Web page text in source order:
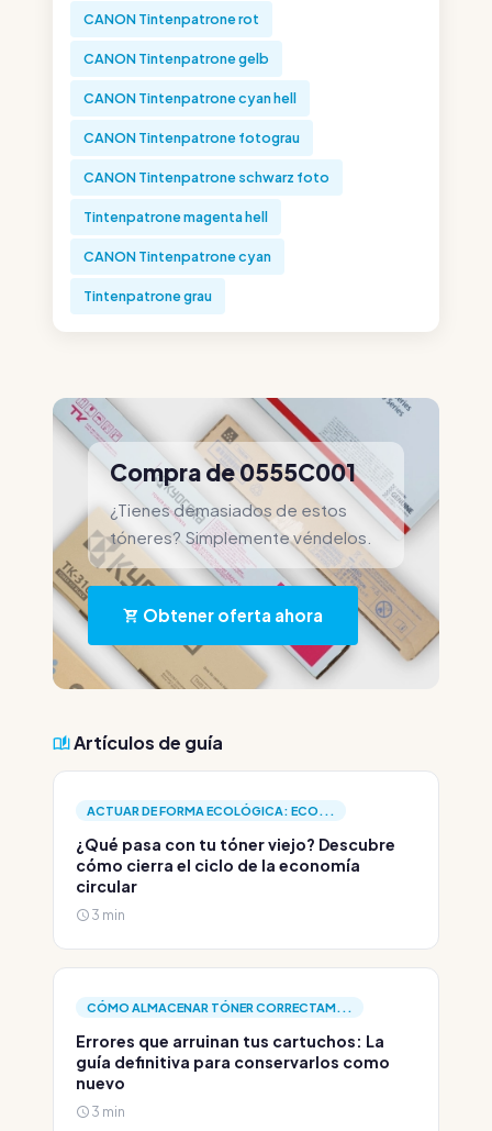
CANON Tintenpatrone rot
CANON Tintenpatrone gelb
CANON Tintenpatrone cyan hell
CANON Tintenpatrone fotograu
CANON Tintenpatrone schwarz foto
Tintenpatrone magenta hell
CANON Tintenpatrone cyan
Tintenpatrone grau
Compra de 0555C001
¿Tienes demasiados de estos
tóneres? Simplemente véndelos.
Obtener oferta ahora
Artículos de guía
ACTUAR DE FORMA ECOLÓGICA: ECO...
¿Qué pasa con tu tóner viejo? Descubre
cómo cierra el ciclo de la economía
circular
3 min
CÓMO ALMACENAR TÓNER CORRECTAM...
Errores que arruinan tus cartuchos: La
guía definitiva para conservarlos como
nuevo
3 min